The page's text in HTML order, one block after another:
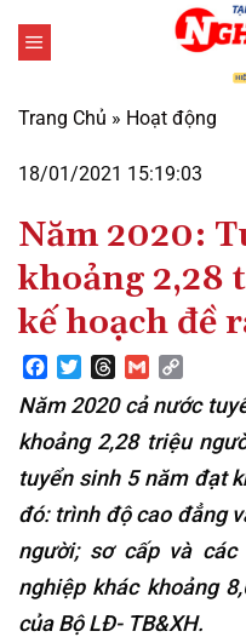
qua
dung
Trang Chủ » Hoạt động
18/01/2021 15:19:03
Năm 2020:
khoảng 2,28
kế hoạch đề
Facebook
TwitterThreads
Gmail
Link
Năm 2020 cả nước
khoảng 2,28 triệu
tuyển sinh 5 năm đạt
đó: trình độ cao đẳng
người; sơ cấp và
nghiệp khác khoảng
của Bộ LĐ- TB&XH.